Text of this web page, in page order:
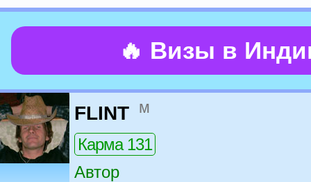
🔥 Визы в
FLINT м
Карма 131
Автор